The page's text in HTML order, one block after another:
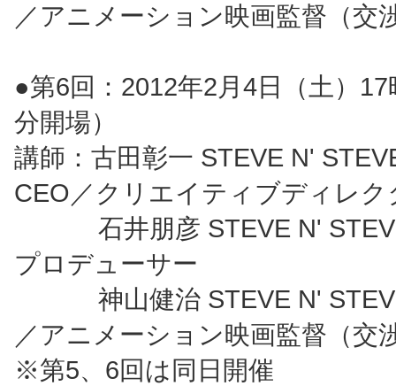
／アニメーション映画監督（交
●第6回：2012年2月4日（土）
分開場）
講師：古田彰一 STEVE N'
CEO／クリエイティブディレク
石井朋彦 STEVE N'
プロデューサー
神山健治 STEVE N'
／アニメーション映画監督（交
※第5、6回は同日開催